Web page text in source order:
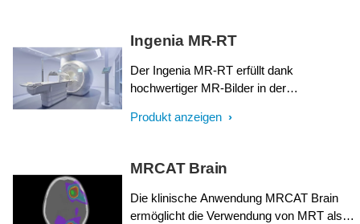
Ingenia MR-RT
Der Ingenia MR-RT erfüllt dank
hochwertiger MR-Bilder in der
Anforderungen an die Strahlentherapie. Die
die Ihren gesamten Arbeitsablauf
berücksichtigt – sogar bei MR-only-
Simulation.
Produkt anzeigen
MRCAT Brain
Die klinische Anwendung MRCAT Brain
ermöglicht die Verwendung von MRT als